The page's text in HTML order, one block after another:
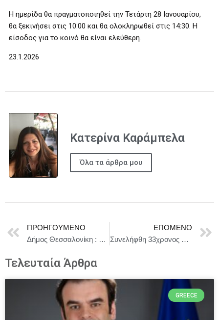
Η ημερίδα θα πραγματοποιηθεί την Τετάρτη 28 Ιανουαρίου,
θα ξεκινήσει στις 10:00 και θα ολοκληρωθεί στις 14:30. Η
είσοδος για το κοινό θα είναι ελεύθερη.
23.1.2026
Κατερίνα Καράμπελα
Όλα τα άρθρα μου
ΠΡΟΗΓΟΎΜΕΝΟ
Δήμος Θεσσαλονίκη : Εγκαίνια του νέου Κέντρου Πρόληψης και Προστασίας Παιδιών και Εφήβων του Δήμου
ΕΠΌΜΕΝΟ
Συνελήφθη 33χρονος ημεδαπός, ο οποίος προσπάθησε να εισάγει με ταχυδρομικό δέμα στην Ελλάδα ακατέργαστη κάνναβη υδροπονικής καλλιέργειας (skunk)
Τελευταία Άρθρα
GREECE